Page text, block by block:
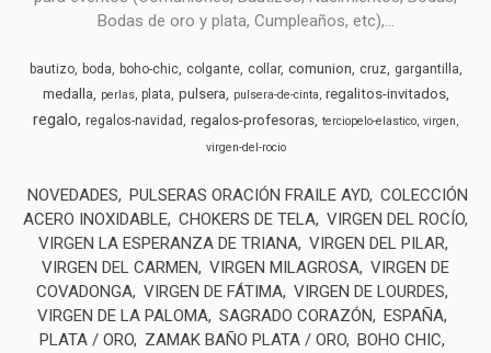
Bodas de oro y plata, Cumpleaños, etc),...
bautizo boda boho-chic colgante collar comunion cruz gargantilla
medalla perlas plata pulsera pulsera-de-cinta regalitos-invitados
regalo regalos-navidad regalos-profesoras terciopelo-elastico virgen
virgen-del-rocio
NOVEDADES PULSERAS ORACIÓN FRAILE AYD COLECCIÓN
ACERO INOXIDABLE CHOKERS DE TELA VIRGEN DEL ROCÍO
VIRGEN LA ESPERANZA DE TRIANA VIRGEN DEL PILAR
VIRGEN DEL CARMEN
VIRGEN MILAGROSA VIRGEN DE
COVADONGA VIRGEN DE FÁTIMA VIRGEN DE LOURDES
VIRGEN DE LA PALOMA SAGRADO CORAZÓN
ESPAÑA
PLATA / ORO
ZAMAK BAÑO PLATA / ORO BOHO CHIC